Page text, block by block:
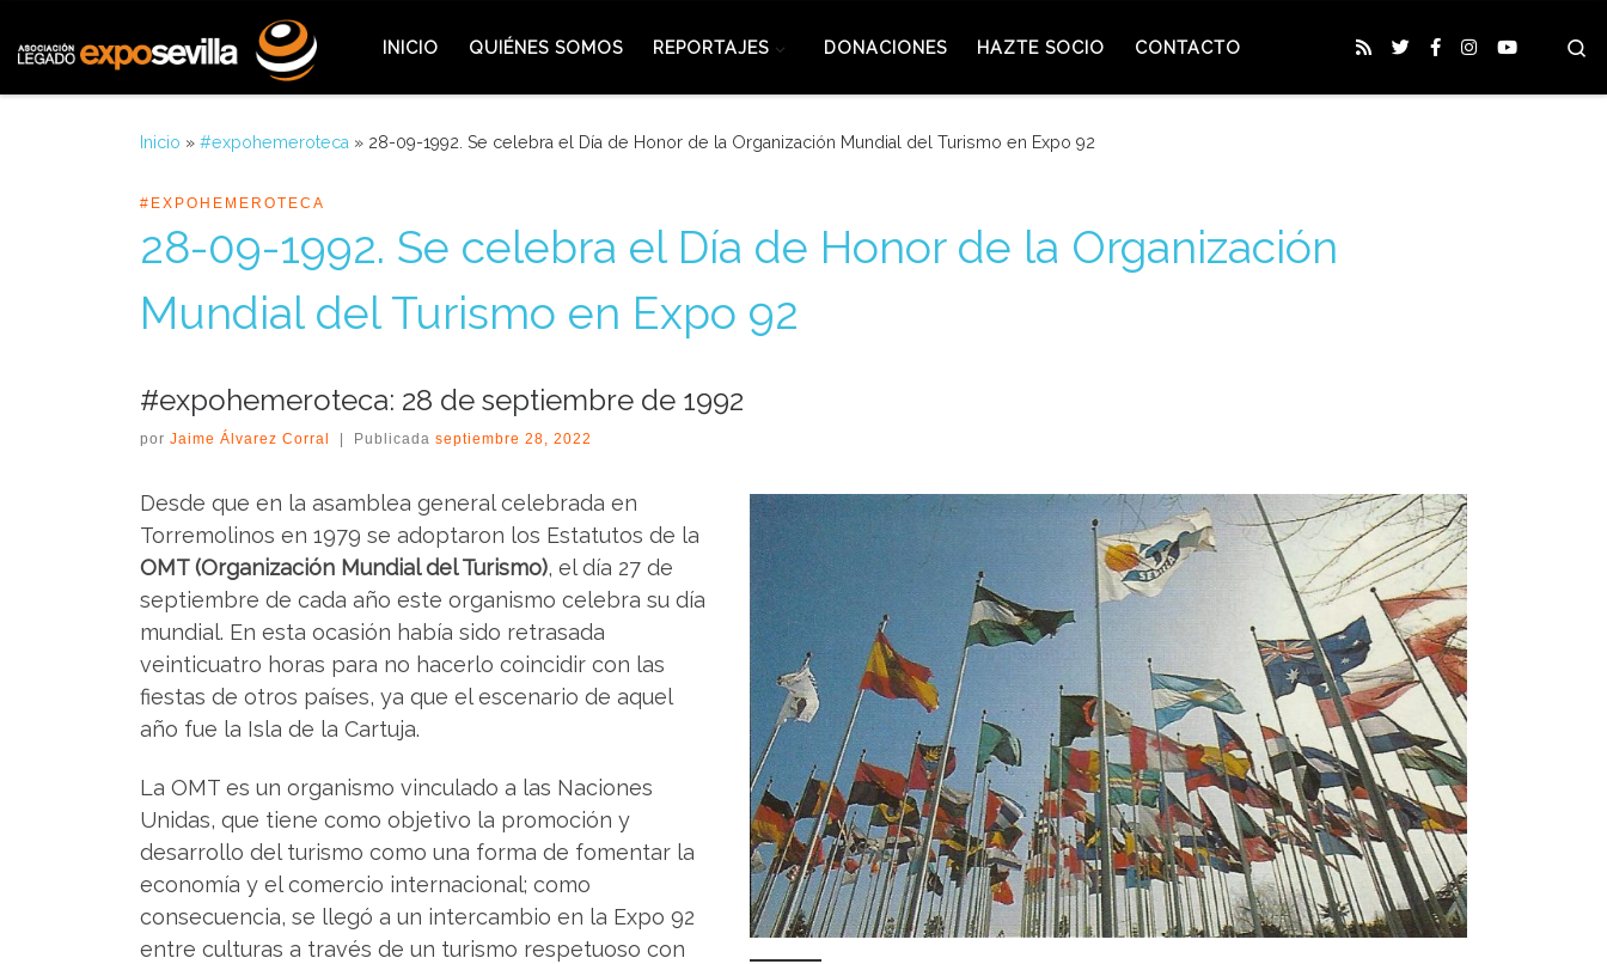
INICIO QUIÉNES SOMOS REPORTAJES DONACIONES HAZTE SOCIO CONTACTO
Inicio » #expohemeroteca » 28-09-1992. Se celebra el Día de Honor de la Organización Mundial del Turismo en Expo 92
#EXPOHEMEROTECA
28-09-1992. Se celebra el Día de Honor de la Organización
Mundial del Turismo en Expo 92
#expohemeroteca: 28 de septiembre de 1992
por Jaime Álvarez Corral | Publicada septiembre 28, 2022
Desde que en la asamblea general celebrada en
Torremolinos en 1979 se adoptaron los Estatutos de la
OMT (Organización Mundial del Turismo), el día 27 de
septiembre de cada año este organismo celebra su día
mundial. En esta ocasión había sido retrasada
veinticuatro horas para no hacerlo coincidir con las
fiestas de otros países, ya que el escenario de aquel
año fue la Isla de la Cartuja.
La OMT es un organismo vinculado a las Naciones
Unidas, que tiene como objetivo la promoción y
desarrollo del turismo como una forma de fomentar la
economía y el comercio internacional; como
consecuencia, se llegó a un intercambio en la Expo 92
entre culturas a través de un turismo respetuoso con